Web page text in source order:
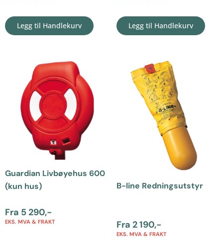
Legg til Handlekurv Legg til Handlekurv
Guardian Livbøyehus 600
(kun hus)
Fra 5 290,-
EKS. MVA & FRAKT
B-line Redningsutstyr
Fra 2 190,-
EKS. MVA & FRAKT